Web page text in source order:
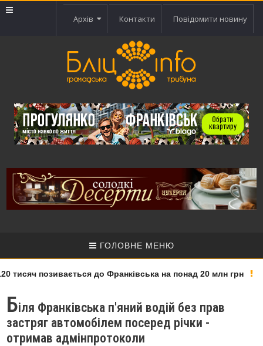
Архів Контакти Повідомити новину
ГОЛОВНЕ МЕНЮ
позивається до Франківська на понад 20 млн грн
Біля Франківська п'яний водій без прав
застряг автомобілем посеред річки -
отримав адмінпротоколи